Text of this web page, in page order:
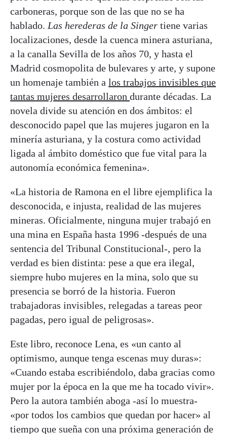
carboneras, porque son de las que no se ha
hablado. Las herederas de la Singer tiene varias
localizaciones, desde la cuenca minera asturiana,
a la canalla Sevilla de los años 70, y hasta el
Madrid cosmopolita de bulevares y arte, y supone
un homenaje también a los trabajos invisibles que
tantas mujeres desarrollaron durante décadas. La
novela divide su atención en dos ámbitos: el
desconocido papel que las mujeres jugaron en la
minería asturiana, y la costura como actividad
ligada al ámbito doméstico que fue vital para la
autonomía económica femenina».
«La historia de Ramona en el libre ejemplifica la
desconocida, e injusta, realidad de las mujeres
mineras. Oficialmente, ninguna mujer trabajó en
una mina en España hasta 1996 -después de una
sentencia del Tribunal Constitucional-, pero la
verdad es bien distinta: pese a que era ilegal,
siempre hubo mujeres en la mina, solo que su
presencia se borró de la historia. Fueron
trabajadoras invisibles, relegadas a tareas peor
pagadas, pero igual de peligrosas».
Este libro, reconoce Lena, es «un canto al
optimismo, aunque tenga escenas muy duras»:
«Cuando estaba escribiéndolo, daba gracias como
mujer por la época en la que me ha tocado vivir».
Pero la autora también aboga -así lo muestra-
«por todos los cambios que quedan por hacer» al
tiempo que sueña con una próxima generación de